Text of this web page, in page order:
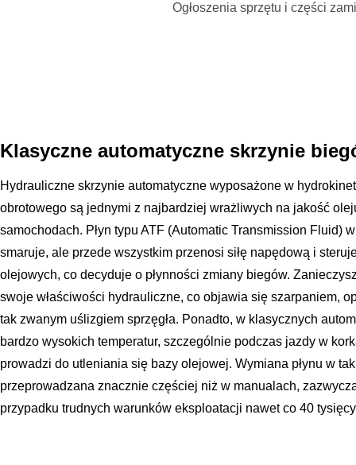
Ogłoszenia sprzętu i części
Klasyczne automatyczne skrzynie
Hydrauliczne skrzynie automatyczne wyposażone w
obrotowego są jednymi z najbardziej wrażliwych na jakość
samochodach. Płyn typu ATF (Automatic Transmission Fluid)
smaruje, ale przede wszystkim przenosi siłę napędową i
olejowych, co decyduje o płynności zmiany biegów.
swoje właściwości hydrauliczne, co objawia się szarpaniem,
tak zwanym uślizgiem sprzęgła. Ponadto, w klasycznych
bardzo wysokich temperatur, szczególnie podczas jazdy w
prowadzi do utleniania się bazy olejowej. Wymiana płynu w
przeprowadzana znacznie częściej niż w manualach,
przypadku trudnych warunków eksploatacji nawet co 40